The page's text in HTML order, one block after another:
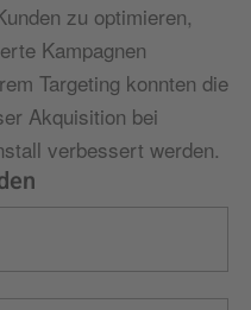
zu optimieren,
Kampagnen
Targeting konnten die
Akquisition bei
verbessert werden.